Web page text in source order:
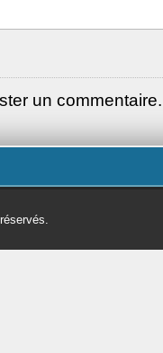
un commentaire.